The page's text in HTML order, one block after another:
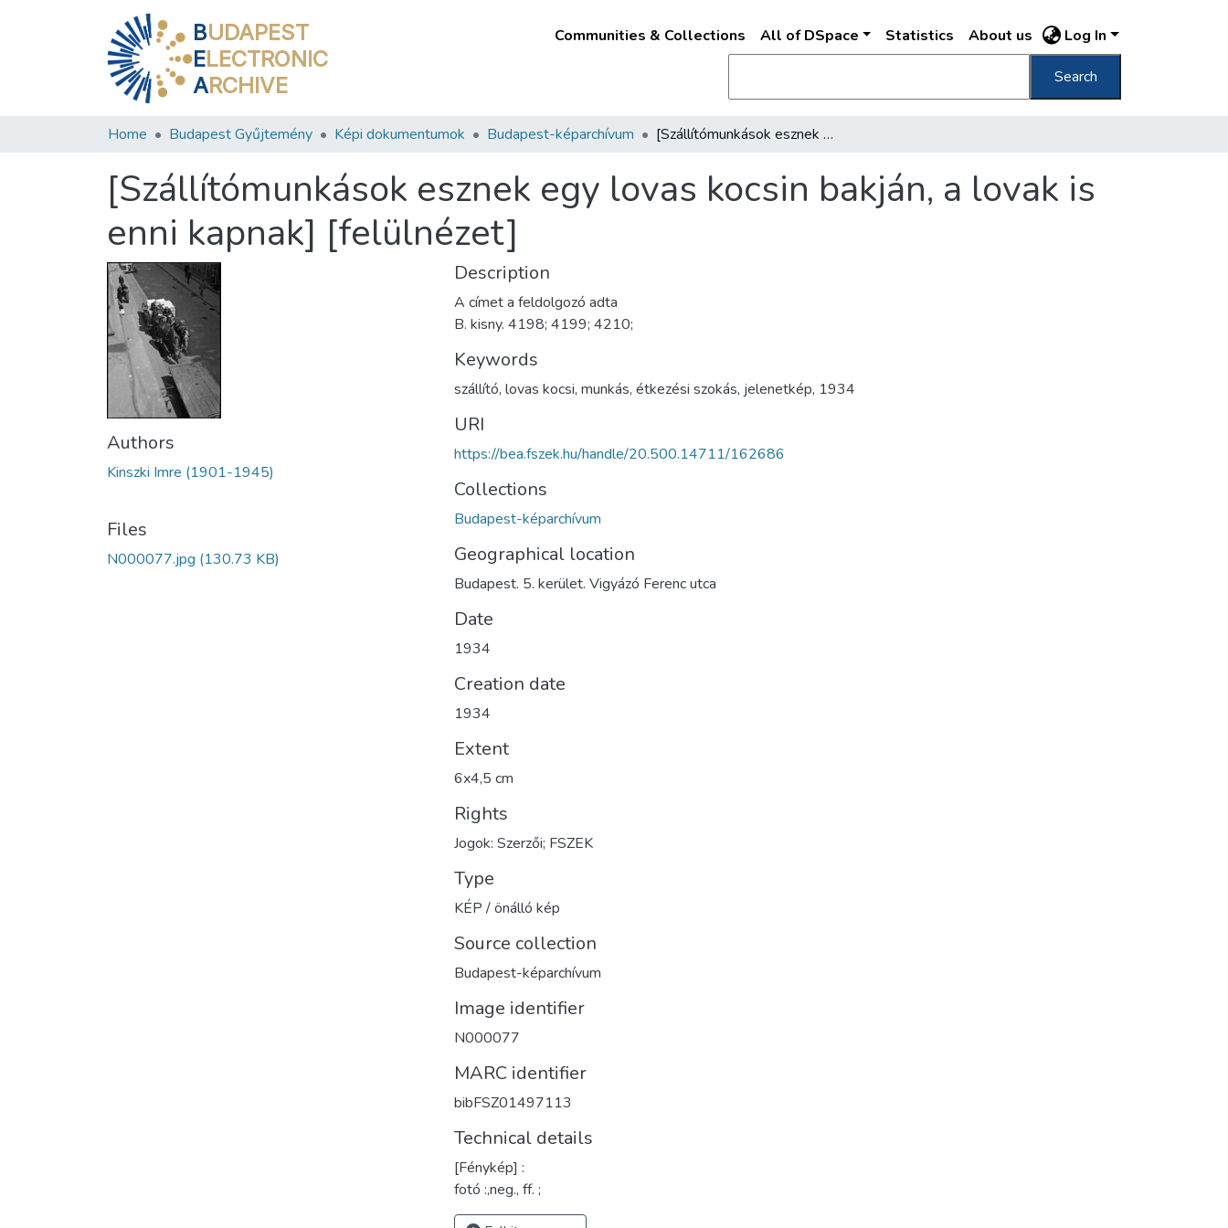
BUDAPEST
ELECTRONIC
ARCHIVE
Communities & Collections All of DSpace Statistics About us Log In
Search
Home Budapest Gyűjtemény Képi dokumentumok Budapest-képarchívum [Szállítómunkások esznek egy lovas kocsin bakján, a lovak is enni kapnak] [felülnézet]
[Szállítómunkások esznek egy lovas kocsin bakján, a lovak is
enni kapnak] [felülnézet]
Authors
Kinszki Imre (1901-1945)
Files
N000077.jpg (130.73 KB)
Description
A címet a feldolgozó adta
B. kisny. 4198; 4199; 4210;
Keywords
szállító, lovas kocsi, munkás, étkezési szokás, jelenetkép, 1934
URI
https://bea.fszek.hu/handle/20.500.14711/162686
Collections
Budapest-képarchívum
Geographical location
Budapest. 5. kerület. Vigyázó Ferenc utca
Date
1934
Creation date
1934
Extent
6x4,5 cm
Rights
Jogok: Szerzői; FSZEK
Type
KÉP / önálló kép
Source collection
Budapest-képarchívum
Image identifier
N000077
MARC identifier
bibFSZ01497113
Technical details
[Fénykép] :
fotó :,neg., ff. ;